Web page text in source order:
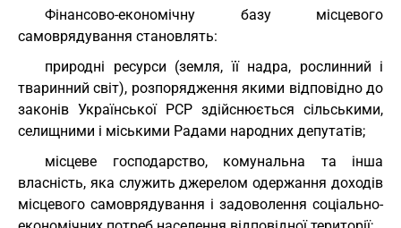
Фінансово-економічну базу місцевого
самоврядування становлять:
природні ресурси (земля, її надра, рослинний і
тваринний світ), розпорядження якими відповідно до
законів Української РСР здійснюється сільськими,
селищними і міськими Радами народних депутатів;
місцеве господарство, комунальна та інша
власність, яка служить джерелом одержання доходів
місцевого самоврядування і задоволення соціально-